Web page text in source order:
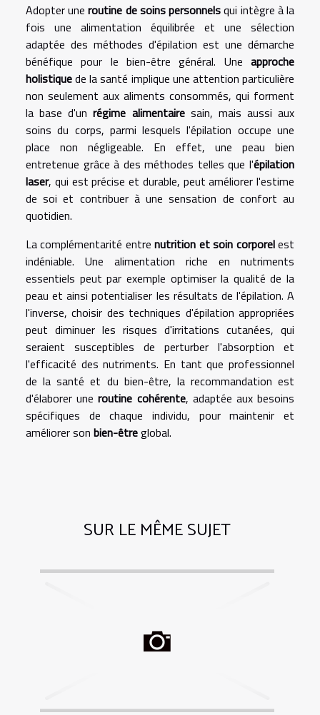
Adopter uneroutine de soins personnelsqui intègre à la
fois une alimentation équilibrée et une sélection
adaptée des méthodes d'épilation est une démarche
bénéfique pour le bien-être général. Une approche
holistiquede la santé implique une attention particulière
non seulement aux aliments consommés, qui forment
la base d'unrégime alimentairesain, mais aussi aux
soins du corps, parmi lesquels l'épilation occupe une
place non négligeable. En effet, une peau bien
entretenue grâce à des méthodes telles que l'épilation
laser, qui est précise et durable, peut améliorer l'estime
de soi et contribuer à une sensation de confort au
quotidien.
La complémentarité entrenutrition et soin corporelest
indéniable. Une alimentation riche en nutriments
essentiels peut par exemple optimiser la qualité de la
peau et ainsi potentialiser les résultats de l'épilation. A
l'inverse, choisir des techniques d'épilation appropriées
peut diminuer les risques d'irritations cutanées, qui
seraient susceptibles de perturber l'absorption et
l'efficacité des nutriments. En tant que professionnel
de la santé et du bien-être, la recommandation est
d'élaborer uneroutine cohérente, adaptée aux besoins
spécifiques de chaque individu, pour maintenir et
améliorer son bien-êtreglobal.
SUR LE MÊME SUJET